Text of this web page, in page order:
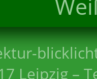
Leipzig –